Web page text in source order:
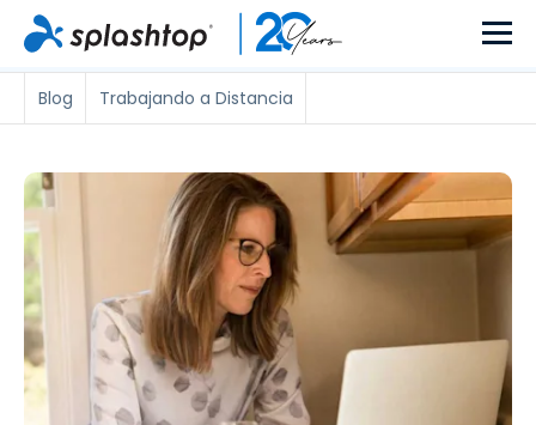
Blog Trabajando a Distancia